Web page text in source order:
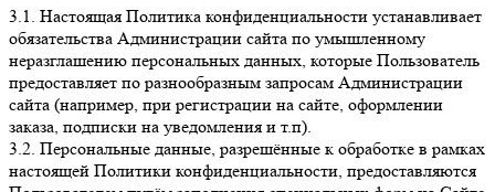
3.1. Настоящая Политика конфиденциальности устанавливает
обязательства Администрации сайта по умышленному
неразглашению персональных данных, которые Пользователь
предоставляет по разнообразным запросам Администрации
сайта (например, при регистрации на сайте, оформлении
заказа, подписки на уведомления и т.п).
3.2. Персональные данные, разрешённые к обработке в рамках
настоящей Политики конфиденциальности, предоставляются